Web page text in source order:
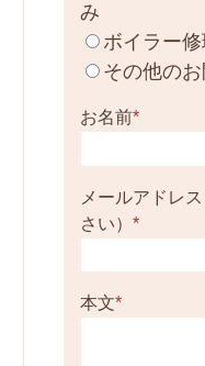
み
ボイラー
その他の
お名前*
メールアドレ
さい） *
本文*